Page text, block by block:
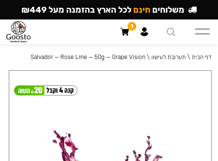
דף הבית \ תערובת לעישון \
Salvador — Rose Line — 50g — Grape Vision
משלוחים חינם לכל הארץ בהזמנה מעל ₪449
1